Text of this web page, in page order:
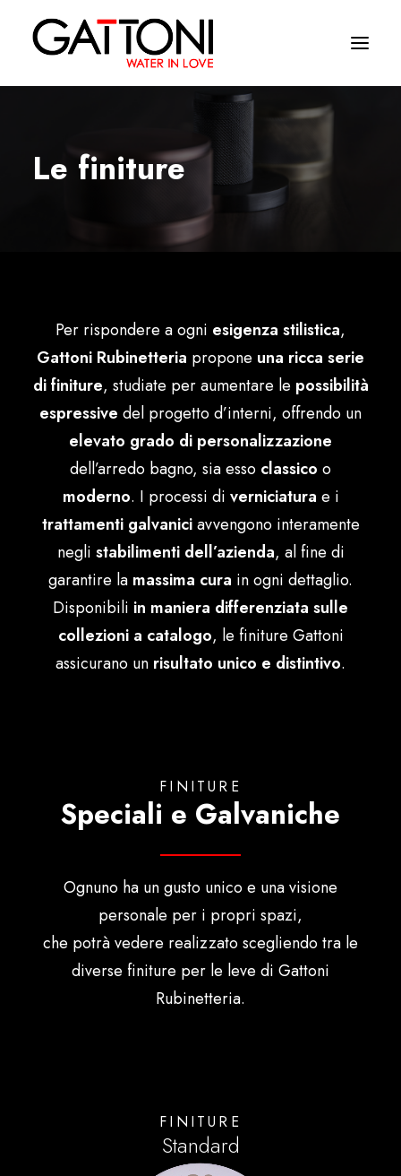
Environments
Where to buy
Contacts
English
Le finiture
Per rispondere a ogni esigenza stilistica,
Gattoni Rubinetteria propone una ricca serie
di finiture, studiate per aumentare le possibilità
espressive del progetto d’interni, offrendo un
elevato grado di personalizzazione
dell’arredo bagno, sia esso classico o
moderno. I processi di verniciatura e i
trattamenti galvaniciavvengono interamente
negli stabilimenti dell’azienda, al fine di
garantire la massima cura in ogni dettaglio.
Disponibili in maniera differenziata sulle
collezioni a catalogo, le finiture Gattoni
assicurano un risultato unico e distintivo.
FINITURE
Speciali e Galvaniche
Ognuno ha un gusto unico e una visione
personale per i propri spazi,
che potrà vedere realizzato scegliendo tra le
diverse finiture per le leve di Gattoni
Rubinetteria.
FINITURE
Standard